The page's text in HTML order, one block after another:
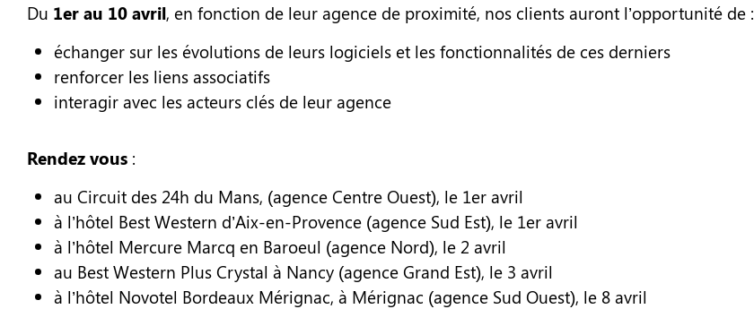
Du 1er au 10 avril, en fonction de leur agence de proximité, nos clients auront l’opportunité de :
échanger sur les évolutions de leurs logiciels et les fonctionnalités de ces derniers
renforcer les liens associatifs
interagir avec les acteurs clés de leur agence
Rendez vous :
au Circuit des 24h du Mans, (agence Centre Ouest), le 1er avril
à l’hôtel Best Western d’Aix-en-Provence (agence Sud Est), le 1er avril
à l’hôtel Mercure Marcq en Baroeul (agence Nord), le 2 avril
au Best Western Plus Crystal à Nancy (agence Grand Est), le 3 avril
à l’hôtel Novotel Bordeaux Mérignac, à Mérignac (agence Sud Ouest), le 8 avril